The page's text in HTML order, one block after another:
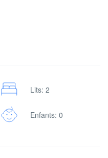
Lits: 2
Enfants: 0